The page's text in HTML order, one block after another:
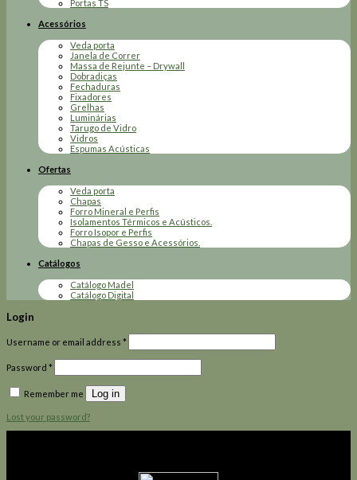
Portas TS
Acessórios
Veda porta
Janela de Correr
Massa de Rejunte – Drywall
Dobradiças
Fechaduras
Fixadores
Grelhas
Luminárias
Tarugo de Vidro
Vidros
Espumas Acústicas
Ofertas
Veda porta
Chapas
Forro Mineral e Perfis
Isolamentos Térmicos e Acústicos.
Forro Isopor e Perfis
Chapas de Gesso e Acessórios.
Catálogos
Catálogo Madel
Catálogo Digital
Login
Username or email address *
Password *
Remember me Log in
Lost your password?